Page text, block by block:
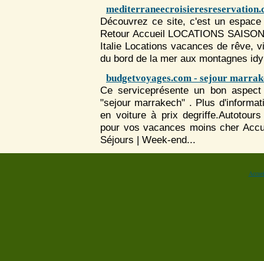
Découvrez ce site, c'est un
Retour Accueil LOCATIONS
Italie Locations vacances de rêve,
du bord de la mer aux montagnes
budgetvoyages.com - sejour
Ce serviceprésente un bon
"sejour marrakech" . Plus
en voiture à prix
pour vos vacances moins cher
Séjours | Week-end...